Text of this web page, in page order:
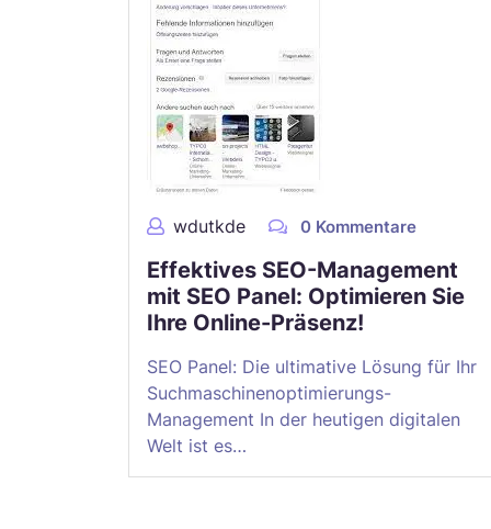
wdutkde 0 Kommentare
Effektives SEO-Management
mit SEO Panel: Optimieren Sie
Ihre Online-Präsenz!
SEO Panel: Die ultimative Lösung für Ihr
Suchmaschinenoptimierungs-
Management In der heutigen digitalen
Welt ist es…